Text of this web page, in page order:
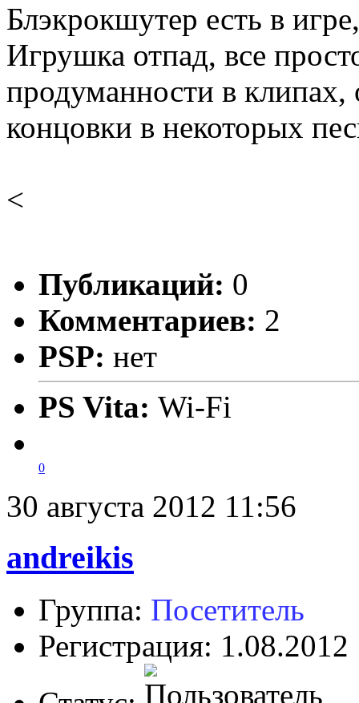
Блэкрокшутер есть в
Игрушка отпад, все
продуманности в
концовки в некоторых
<
Публикаций: 0
Комментариев: 2
PSP: нет
PS Vita: Wi-Fi
0
30 августа 2012 11:56
andreikis
Группа: Посетитель
Регистрация: 1.08.2012